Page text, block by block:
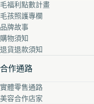
毛福利點數計畫
毛孩照護專欄
品牌故事
購物須知
退貨退款須知
合作通路
實體零售通路
美容合作店家